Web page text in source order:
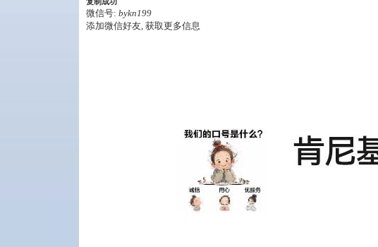
微信号: bykn199
添加微信好友, 获取更多信息